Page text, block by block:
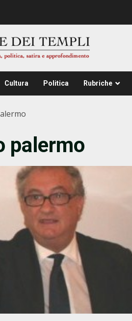
Cultura Politica Rubriche
palermo